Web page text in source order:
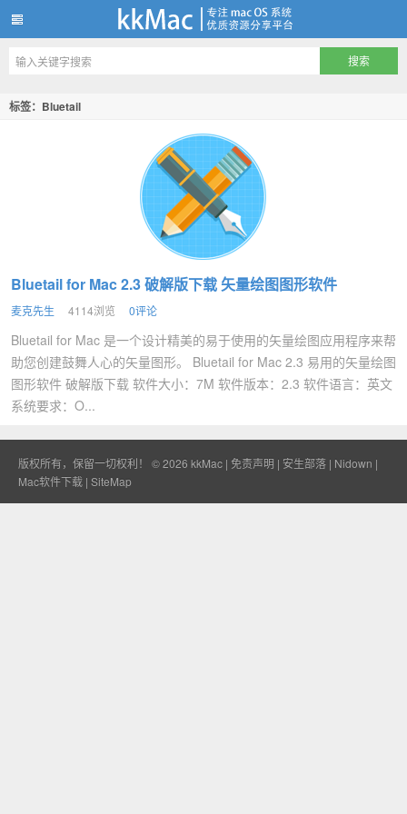
kkMac
标签：Bluetail
Bluetail for Mac 2.3 破解版下载 矢量绘图图形软件
麦克先生 4114浏览 0评论
Bluetail for Mac 是一个设计精美的易于使用的矢量绘图应用程序来帮
助您创建鼓舞人心的矢量图形。 Bluetail for Mac 2.3 易用的矢量绘图
图形软件 破解版下载 软件大小：7M 软件版本：2.3 软件语言：英文
系统要求：O...
版权所有，保留一切权利！ © 2026 kkMac | 免责声明 | 安生部落 | Nidown |
Mac软件下载 | SiteMap